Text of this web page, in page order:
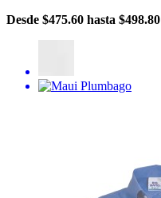
Desde $475.60 hasta $498.80